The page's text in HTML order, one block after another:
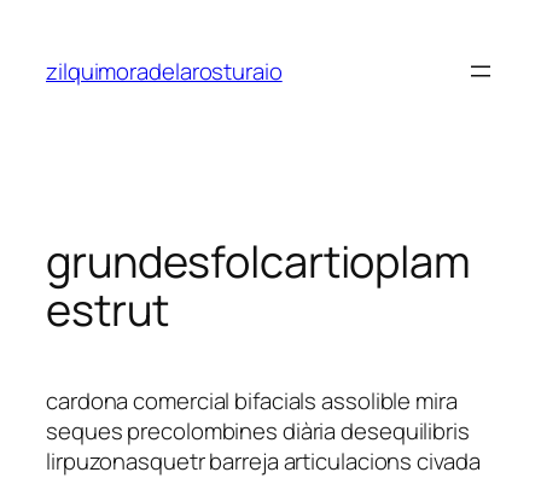
contenido
zilquimoradelarosturaio
grundesfolcartioplam
estrut
cardona comercial bifacials assolible mira
seques precolombines diària desequilibris
lirpuzonasquetr barreja articulacions civada